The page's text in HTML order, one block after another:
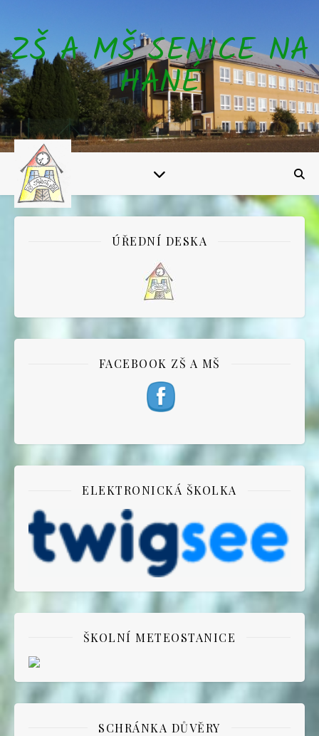
ZŠ A MŠ SENICE NA
HANÉ
ÚŘEDNÍ DESKA
FACEBOOK ZŠ A MŠ
ELEKTRONICKÁ ŠKOLKA
ŠKOLNÍ METEOSTANICE
SCHRÁNKA DŮVĚRY